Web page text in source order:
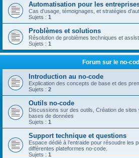
Automatisation pour les
Cas d'usage, témoignages, et stratégies
Sujets : 1
Problèmes et solutions
Résolution de problèmes techniques et
Sujets : 1
Forum sur le no-
Introduction au no-code
Explication des concepts de base et des
Sujets : 2
Outils no-code
Discussions sur des outils, Création de sites
bases de données
Sujets : 1
Support technique et questions
Espace dédié à l’entraide pour résoudre les
différentes plateformes no-code.
Sujets : 1